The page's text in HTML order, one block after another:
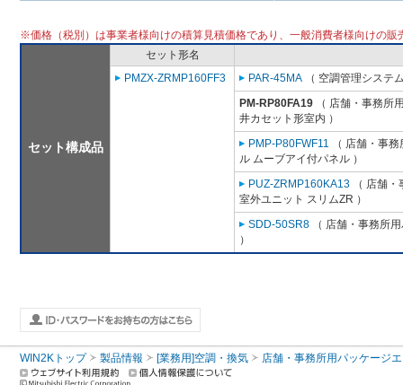
※価格（税別）は事業者様向けの積算見積価格であり、一般消費者様向けの販
セット構成品
セット形名
PMZX-ZRMP160FF3
PAR-45MA （ 空調管理システ
PM-RP80FA19 （ 店舗・事務所
井カセット形室内 ）
PMP-P80FWF11 （ 店舗・事
ル ムーブアイ付パネル ）
PUZ-ZRMP160KA13 （ 店舗
室外ユニット スリムZR ）
SDD-50SR8 （ 店舗・事務所
）
WIN2Kトップ 製品情報 [業務用]空調・換気 店舗・事務所用パッケージ